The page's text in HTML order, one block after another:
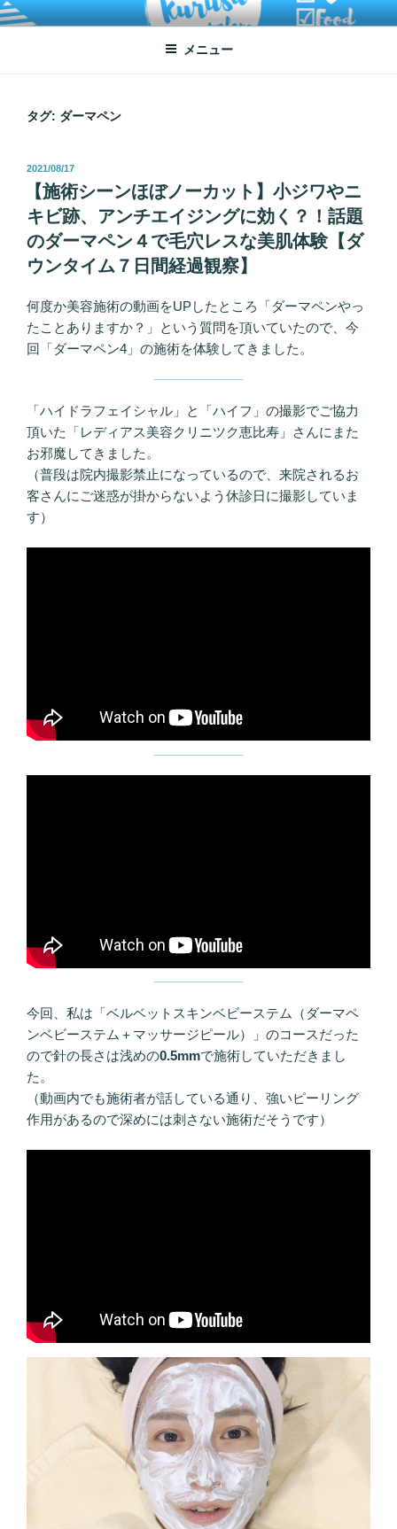
コ
ン
ン
ATSUKO KURUSU SALONE
written by Atsuko Kurusu
メニュー
タグ: ダーマペン
投
日:
2021/08/17
【施術シーンほぼノーカット】小ジワやニ
キビ跡、アンチエイジングに効く？！話題
のダーマペン４で毛穴レスな美肌体験【ダ
ウンタイム７日間経過観察】
何度か美容施術の動画をUPしたところ「ダーマペンやっ
たことありますか？」という質問を頂いていたので、今
回「ダーマペン4」の施術を体験してきました。
「ハイドラフェイシャル」と「ハイフ」の撮影でご協力
頂いた「レディアス美容クリニツク恵比寿」さんにまた
お邪魔してきました。
（普段は院内撮影禁止になっているので、来院されるお
客さんにご迷惑が掛からないよう休診日に撮影していま
す）
今回、私は「ベルベットスキンベビーステム（ダーマペ
ンベビーステム＋マッサージピール）」のコースだった
ので針の長さは浅めの0.5mmで施術していただきまし
た。
（動画内でも施術者が話している通り、強いピーリング
作用があるので深めには刺さない施術だそうです）